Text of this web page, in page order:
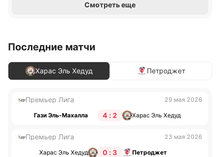
Смотреть еще
Последние матчи
Харас Эль Хедуд Петроджет
Премьер Лига 29 мая 2026
Гази Эль-Махалла 4 : 2 Харас Эль Хедуд
Премьер Лига 23 мая 2026
Харас Эль Хедуд 0 : 3 Петроджет